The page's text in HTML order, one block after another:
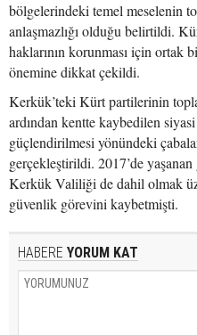
bölgelerindeki temel meselenin
anlaşmazlığı olduğu belirtildi.
haklarının korunması için ortak
önemine dikkat çekildi.
Kerkük’teki Kürt partilerinin
ardından kentte kaybedilen
güçlendirilmesi yönündeki
gerçekleştirildi. 2017’de
Kerkük Valiliği de dahil olmak
güvenlik görevini kaybetmişti.
HABERE YORUM KAT